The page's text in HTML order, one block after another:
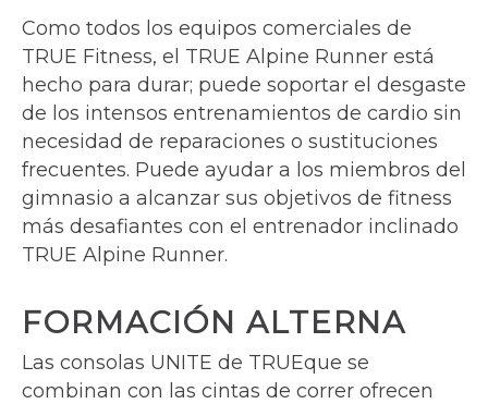
Como todos los equipos comerciales de
TRUE Fitness, el TRUE Alpine Runner está
hecho para durar; puede soportar el desgaste
de los intensos entrenamientos de cardio sin
necesidad de reparaciones o sustituciones
frecuentes. Puede ayudar a los miembros del
gimnasio a alcanzar sus objetivos de fitness
más desafiantes con el entrenador inclinado
TRUE Alpine Runner.
FORMACIÓN ALTERNA
Las consolas UNITE de TRUEque se
combinan con las cintas de correr ofrecen